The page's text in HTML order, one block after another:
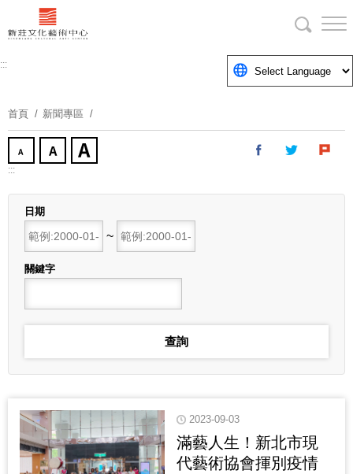
到
要
塊
:::
首頁 新聞專區
:::
日期
開始日期
~
結束日期
關鍵字
2023-09-03
滿藝人生！新北市現
代藝術協會揮別疫情